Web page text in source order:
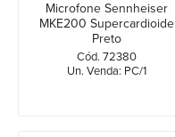
Microfone Sennheiser
MKE200 Supercardioide
Preto
Cód. 72380
Un. Venda: PC/1